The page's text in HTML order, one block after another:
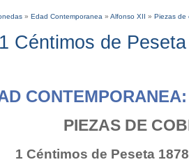
» Edad Contemporanea » Alfonso XII » Piezas de
Céntimos de
PIEZAS DE
1 Céntimos de Peseta